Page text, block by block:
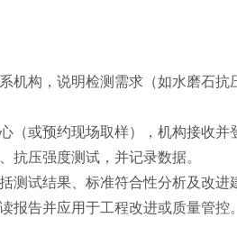
机构，说明检测需求（如水磨石抗
（或预约现场取样），机构接收并
抗压强度测试，并记录数据。
试结果、标准符合性分析及改进
报告并应用于工程改进或质量管控。